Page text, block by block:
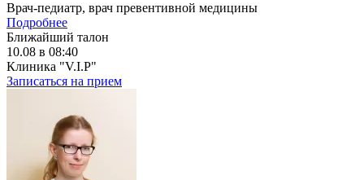
Врач-педиатр, врач превентивной медицины
Подробнее
Ближайший талон
10.08 в 08:40
Клиника "V.I.P"
Записаться на прием